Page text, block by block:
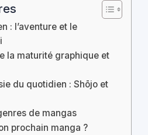
: l’aventure et le
la maturité graphique et
du quotidien : Shōjo et
de mangas
prochain manga ?